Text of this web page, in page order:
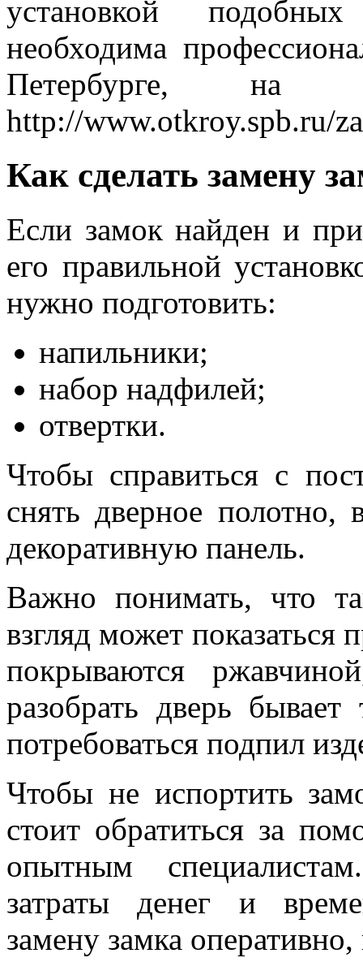
установкой
необходима
Петербурге, на
http://www.otkroy.spb.ru/
Как сделать замену
Если замок найден и
его правильной
нужно подготовить:
напильники;
набор надфилей;
отвертки.
Чтобы справиться с
снять дверное полотно,
декоративную панель.
Важно понимать, что
взгляд может
покрываются
разобрать дверь
потребоваться подпил
Чтобы не испортить
стоит обратиться за
опытным
затраты денег и
замену замка